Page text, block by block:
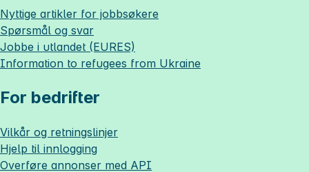
Nyttige artikler for jobbsøkere
Spørsmål og svar
Jobbe i utlandet (EURES)
Information to refugees from Ukraine
For bedrifter
Vilkår og retningslinjer
Hjelp til innlogging
Overføre annonser med API